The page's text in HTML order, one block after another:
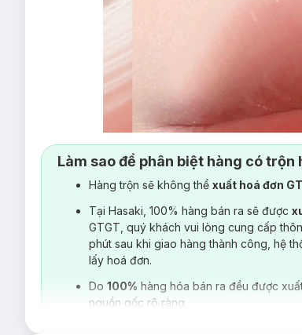
Làm sao để phân biệt hàng có trộn
Hàng trộn sẽ không thể xuất hoá đơn
Tại Hasaki, 100% hàng bán ra sẽ được
GTGT, quý khách vui lòng cung cấp
phút sau khi giao hàng thành công, hệ
lấy hoá đơn.
Do 100% hàng hóa bán ra đều được
nguồn gốc rõ ràng.